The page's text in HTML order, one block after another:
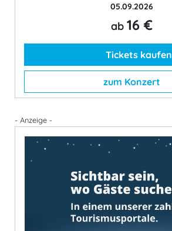
05.09.2026
ab 16 €
Tickets kaufen
zum Konzert
- Anzeige -